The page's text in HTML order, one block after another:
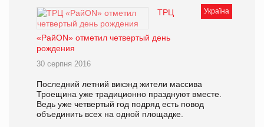
Україна
ТРЦ
«РайON» отметил четвертый день
рождения
30 серпня 2016
Последний летний викэнд жители массива
Троещина уже традиционно празднуют вместе.
Ведь уже четвертый год подряд есть повод
объединить всех на одной площадке.